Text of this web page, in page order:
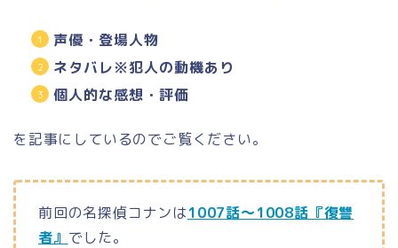
声優・登場人物
ネタバレ※犯人の動機あり
個人的な感想・評価
を記事にしているのでご覧ください。
前回の名探偵コナンは1007話～1008話『復讐
者』 でした。